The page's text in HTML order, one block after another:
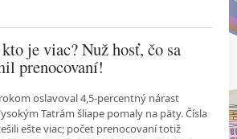
je viac? Nuž hosť, čo sa
prenocovaní!
oslavoval 4,5-percentný nárast
Tatrám šliape pomaly na päty. Čísla
ešte viac; počet prenocovaní totiž